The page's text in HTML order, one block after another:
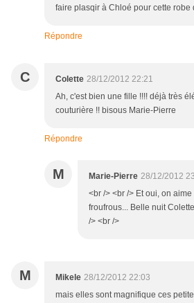
faire plasqir à Chloé pour cette robe
Répondre
C Colette 28/12/2012 22:21
Ah, c'est bien une fille !!!! déjà très
couturière !! bisous Marie-Pierre
Répondre
M Marie-Pierre 28/12/2012
<br /> <br /> Et oui, on
froufrous... Belle nuit
/> <br />
M Mikele 28/12/2012 22:03
mais elles sont magnifique ces